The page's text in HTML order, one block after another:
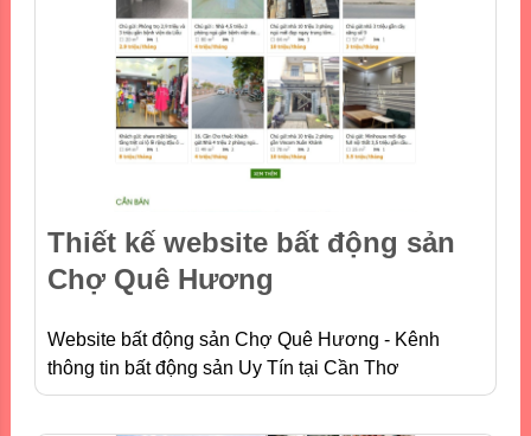
Thiết kế website bất động sản
Chợ Quê Hương
Website bất động sản Chợ Quê Hương - Kênh
thông tin bất động sản Uy Tín tại Cần Thơ